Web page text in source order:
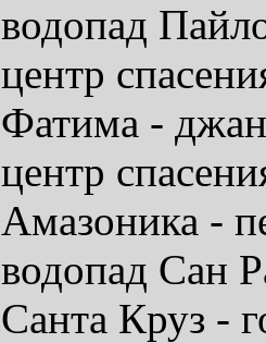
водопад
центр
Фатима -
центр
Амазоника -
водопад Сан
Санта Круз -